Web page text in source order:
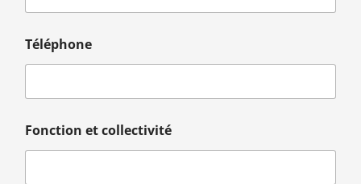
Téléphone
Fonction et collectivité